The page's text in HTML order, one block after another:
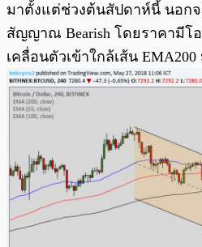
มาตั้งแต่ช่วงต้นสัปดาห์นี้ นอกจ
สัญญาณ Bearish โดยราคามีโ
เคลื่อนตัวเข้าใกล้เส้น